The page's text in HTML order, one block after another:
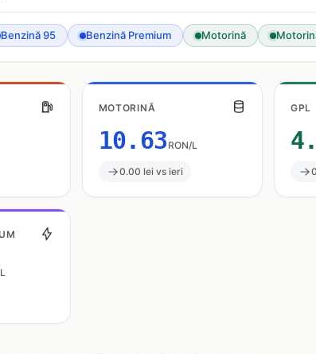
Benzină 95 Benzină Premium Motorină
MOTORINĂ
10.63 RON/L
0.00 lei vs ieri
GPL